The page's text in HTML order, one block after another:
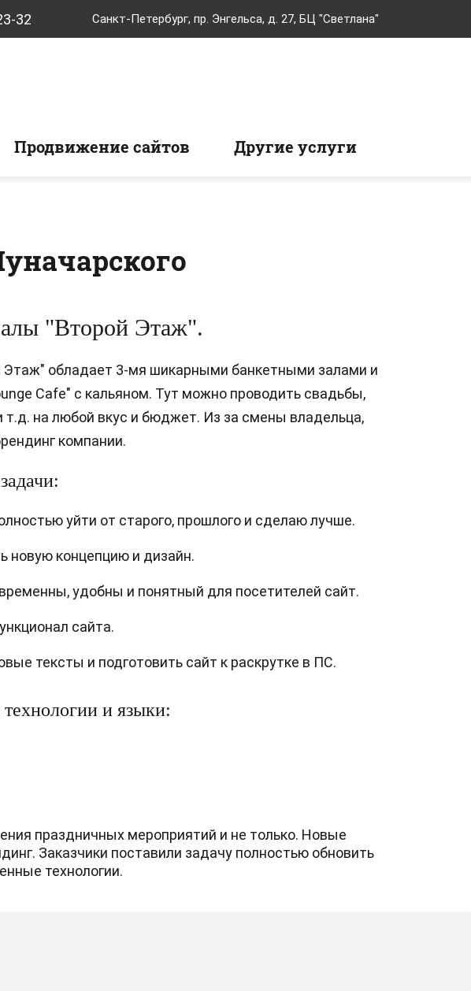
32 Санкт-Петербург, пр. Энгельса, д. 27, БЦ "Светлана"
Продвижение сайтов Другие услуги
"Второй Этаж".
Этаж" обладает 3-мя шикарными банкетными залами и
Cafe" с кальяном. Тут можно проводить свадьбы,
т.д. на любой вкус и бюджет. Из за смены владельца,
компании.
уйти от старого, прошлого и сделаю лучше.
новую концепцию и дизайн.
удобны и понятный для посетителей сайт.
сайта.
тексты и подготовить сайт к раскрутке в ПС.
и языки:
праздничных мероприятий и не только. Новые
Заказчики поставили задачу полностью обновить
технологии.